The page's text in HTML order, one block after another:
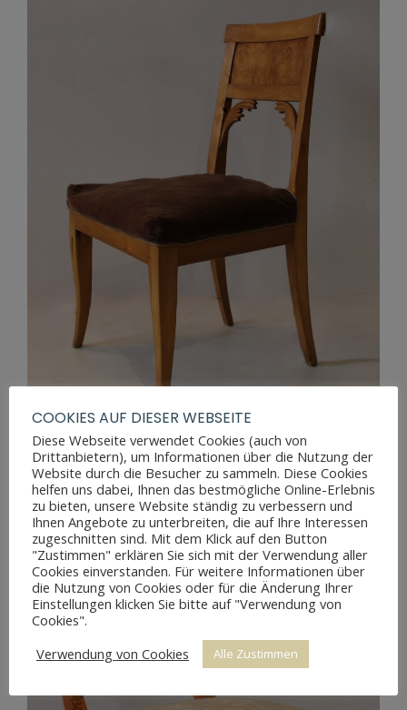
BIEDERMEIER STUHL BIRKE
COOKIES AUF DIESER WEBSEITE
Diese Webseite verwendet Cookies (auch von
Drittanbietern), um Informationen über die Nutzung der
Website durch die Besucher zu sammeln. Diese Cookies
helfen uns dabei, Ihnen das bestmögliche Online-Erlebnis
zu bieten, unsere Website ständig zu verbessern und
Ihnen Angebote zu unterbreiten, die auf Ihre Interessen
zugeschnitten sind. Mit dem Klick auf den Button
"Zustimmen" erklären Sie sich mit der Verwendung aller
Cookies einverstanden. Für weitere Informationen über
die Nutzung von Cookies oder für die Änderung Ihrer
Einstellungen klicken Sie bitte auf "Verwendung von
Cookies".
Verwendung von Cookies
Alle Zustimmen